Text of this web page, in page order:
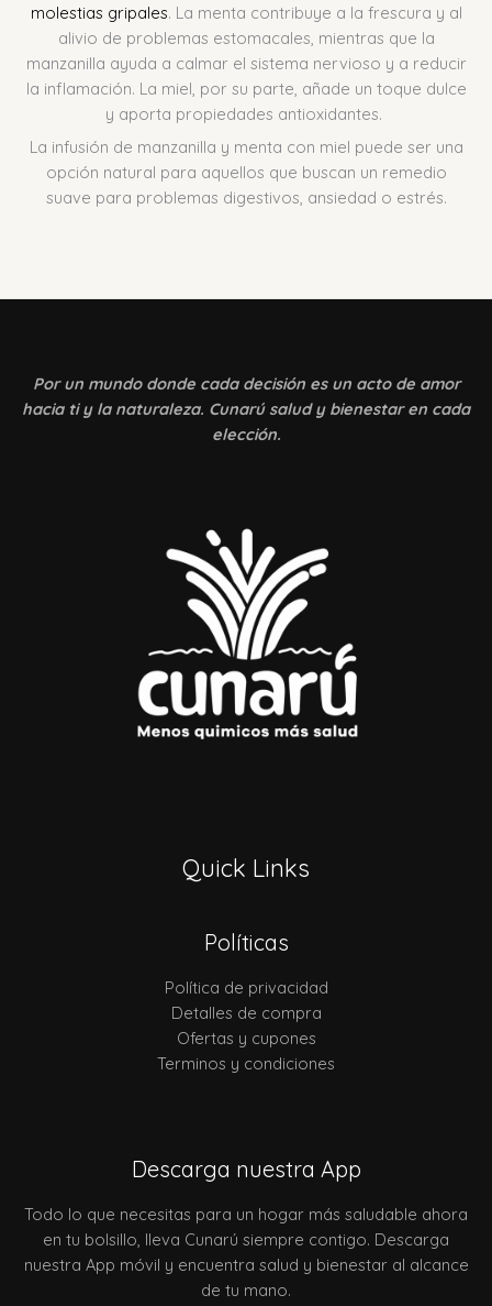
molestias gripales. La menta contribuye a la frescura y al
alivio de problemas estomacales, mientras que la
manzanilla ayuda a calmar el sistema nervioso y a reducir
la inflamación. La miel, por su parte, añade un toque dulce
y aporta propiedades antioxidantes.
La infusión de manzanilla y menta con miel puede ser una
opción natural para aquellos que buscan un remedio
suave para problemas digestivos, ansiedad o estrés.
Por un mundo donde cada decisión es un acto de amor
hacia ti y la naturaleza. Cunarú salud y bienestar en cada
elección.
Quick Links
Políticas
Política de privacidad
Detalles de compra
Ofertas y cupones
Terminos y condiciones
Descarga nuestra App
Todo lo que necesitas para un hogar más saludable ahora
en tu bolsillo, lleva Cunarú siempre contigo. Descarga
nuestra App móvil y encuentra salud y bienestar al alcance
de tu mano.